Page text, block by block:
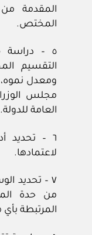
المقدمة من
المختص.
٥ –
التقسيم
ومعدل نموه،
مجلس
العامة للدولة.
٦ – تحديد
لاعتمادها.
٧ – تحديد
من حدة
المرتبطة بأي